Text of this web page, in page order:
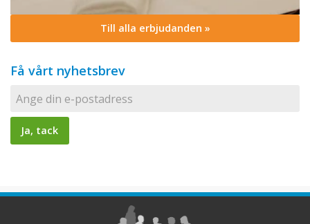
Till alla erbjudanden »
Få vårt nyhetsbrev